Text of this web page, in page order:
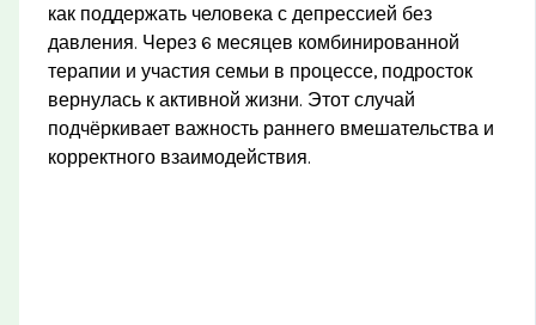
как поддержать человека с депрессией без
давления. Через 6 месяцев комбинированной
терапии и участия семьи в процессе, подросток
вернулась к активной жизни. Этот случай
подчёркивает важность раннего вмешательства и
корректного взаимодействия.